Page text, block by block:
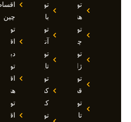
تور
هند
تور
چین
تور
ژاپن
تور
قطر
تور
تاجیکستان
تور
بالی
تور
آنتالیا
تور
تایلند
تور
کشتی
کروز
تور
چین
تور
اقساطی
دبی
تور
اقساطی
هند
تور
اقساطی